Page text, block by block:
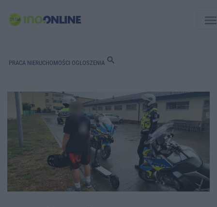
PRACA NIERUCHOMOŚCI OGŁOSZENIA search